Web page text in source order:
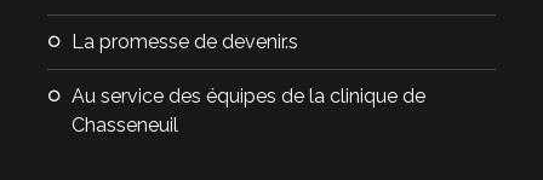
La promesse de devenir.s
Au service des équipes de la clinique de
Chasseneuil